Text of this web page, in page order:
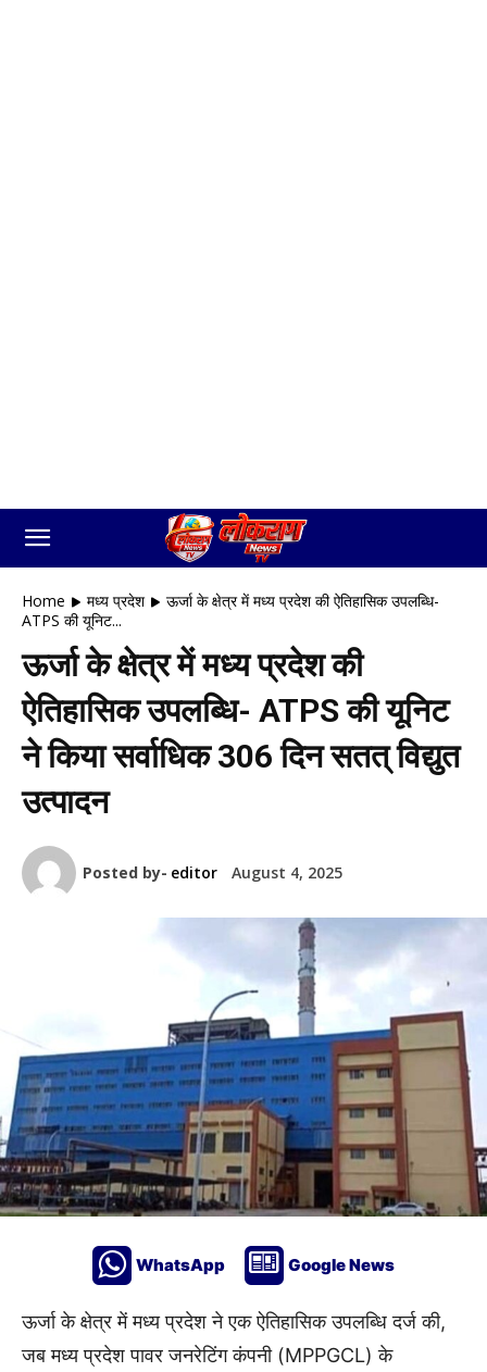
Home मध्य प्रदेश
ऊर्जा के क्षेत्र में मध्य प्रदेश की ऐतिहासिक उपलब्ध‍ि-
ATPS की यूनिट...
ऊर्जा के क्षेत्र में मध्य प्रदेश की
ऐतिहासिक उपलब्ध‍ि- ATPS की यूनिट
ने किया सर्वाधि‍क 306 दिन सतत् विद्युत
उत्पादन
Posted by- editor August 4, 2025
WhatsApp Google News
ऊर्जा के क्षेत्र में मध्य प्रदेश ने एक ऐतिहासिक उपलब्ध‍ि दर्ज की,
जब मध्य प्रदेश पावर जनरेटिंग कंपनी (MPPGCL) के